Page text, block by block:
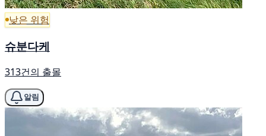
낮은 위험
슈분다케
313건의 출몰
알림